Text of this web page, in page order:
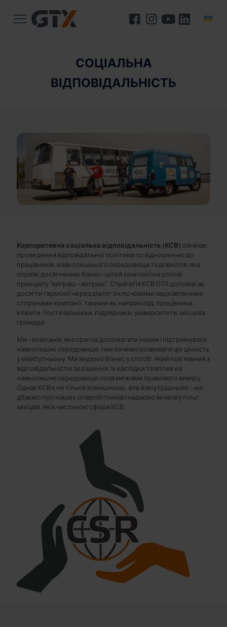
СОЦІАЛЬНА
ВІДПОВІДАЛЬНІСТЬ
Корпоративна соціальна відповідальність (КСВ) означає
проведення відповідальної політики по відношенню до
працівників, навколишнього середовища та довкілля, яка
сприяє досягненню бізнес-цілей компанії на основі
принципу "виграш - виграш". Стратегія КСВ GTX допомагає
досягти гармонії через діалог з ключовими зацікавленими
сторонами компанії, такими як, наприклад: працівники,
клієнти, постачальники, підрядники, університети, місцева
громада.
Ми - компанія, яка прагне допомагати іншим і підтримувати
навколишнє середовище, і ми хочемо розвивати цю цінність
у майбутньому. Ми ведемо бізнес у спосіб, який пов'язаний з
відповідальністю за рішення, їх наслідки та вплив на
навколишнє середовище поза межами правового виміру.
Однак КСВ є не тільки зовнішньою, але й внутрішньою - ми
дбаємо про наших співробітників і надаємо їм низку пільг,
заходів, які є частиною сфери КСВ.